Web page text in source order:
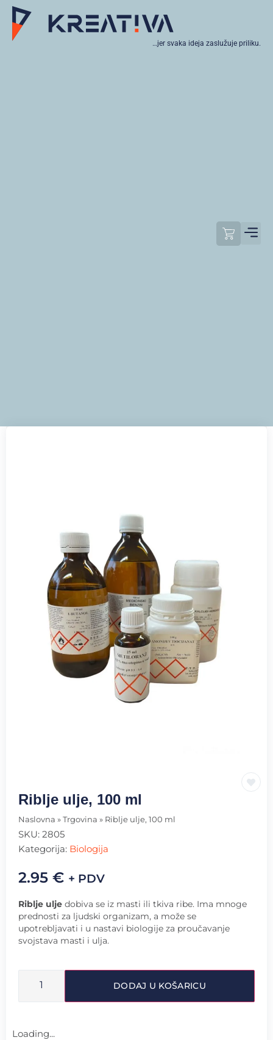
…jer svaka ideja zaslužuje priliku.
Riblje ulje, 100 ml
Naslovna » Trgovina » Riblje ulje, 100 ml
SKU: 2805
Kategorija: Biologija
2.95 € + PDV
Riblje ulje dobiva se iz masti ili tkiva ribe. Ima mnoge
prednosti za ljudski organizam, a može se
upotrebljavati i u nastavi biologije za proučavanje
svojstava masti i ulja.
DODAJ U KOŠARICU
Loading...